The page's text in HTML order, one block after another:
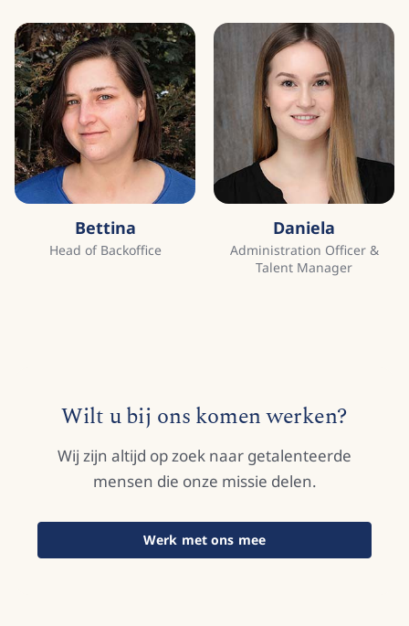
Bettina
Head of Backoffice
Daniela
Administration Officer &
Talent Manager
Wilt u bij ons komen werken?
Wij zijn altijd op zoek naar getalenteerde
mensen die onze missie delen.
Werk met ons mee